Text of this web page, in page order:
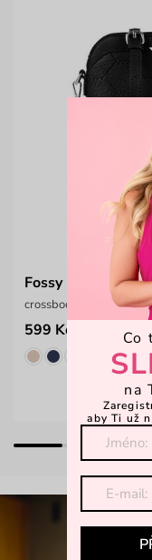
Fossy
crossbody kabelka s
599 Kč Co
na
aby Ti už